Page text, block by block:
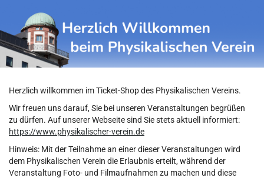
Haupt-
Inhalt
springen
Physikalischer
Verein
Herzlich willkommen im Ticket-Shop des Physikalischen Vereins.
Wir freuen uns darauf, Sie bei unseren Veranstaltungen begrüßen
zu dürfen. Auf unserer Webseite sind Sie stets aktuell informiert:
https://www.physikalischer-verein.de
Hinweis: Mit der Teilnahme an einer dieser Veranstaltungen wird
dem Physikalischen Verein die Erlaubnis erteilt, während der
Veranstaltung Foto- und Filmaufnahmen zu machen und diese